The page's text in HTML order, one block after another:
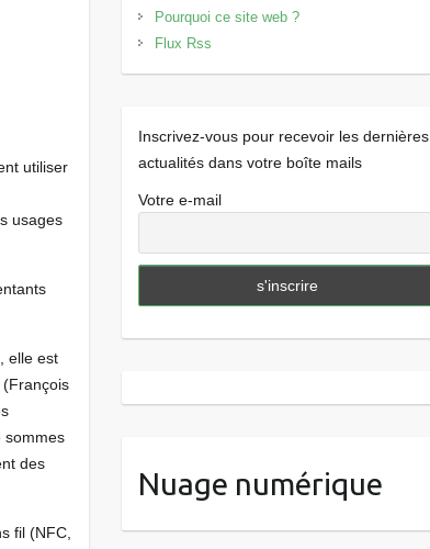
utiliser
usages
elle est
(François
sommes
des
fil (NFC,
Pourquoi ce site web ?
Flux Rss
Inscrivez-vous pour recevoir les dernières
actualités dans votre boîte mails
Votre e-mail
Nuage numérique